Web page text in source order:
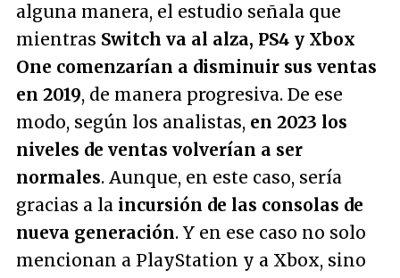
alguna manera, el estudio señala que
mientras Switch va al alza, PS4 y Xbox
One comenzarían a disminuir sus ventas
en 2019, de manera progresiva. De ese
modo, según los analistas, en 2023 los
niveles de ventas volverían a ser
normales. Aunque, en este caso, sería
gracias a la incursión de las consolas de
nueva generación. Y en ese caso no solo
mencionan a PlayStation y a Xbox, sino